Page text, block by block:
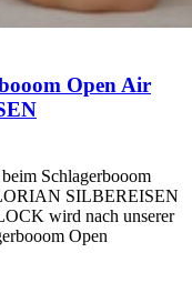
Open Air
Schlagerbooom
SILBEREISEN
wird nach unserer
Open